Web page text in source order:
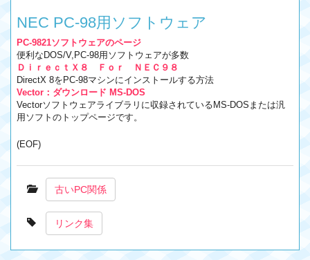
NEC PC-98用ソフトウェア
PC-9821ソフトウェアのページ
便利なDOS/V,PC-98用ソフトウェアが多数
ＤｉｒｅｃｔＸ８ Ｆｏｒ ＮＥＣ９８
DirectX 8をPC-98マシンにインストールする方法
Vector：ダウンロード MS-DOS
Vectorソフトウェアライブラリに収録されているMS-DOSまたは汎
用ソフトのトップページです。
(EOF)
古いPC関係
リンク集